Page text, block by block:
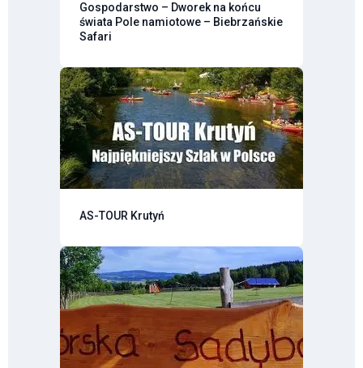
Gospodarstwo – Dworek na końcu
świata Pole namiotowe – Biebrzańskie
Safari
AS-TOUR Krutyń